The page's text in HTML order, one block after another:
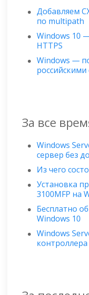
Добавляем
по multipath
Windows 10
HTTPS
Windows —
За все
Windows
сервер без
Из чего
Установка
3100MFP на
Бесплатно
Windows 10
Windows